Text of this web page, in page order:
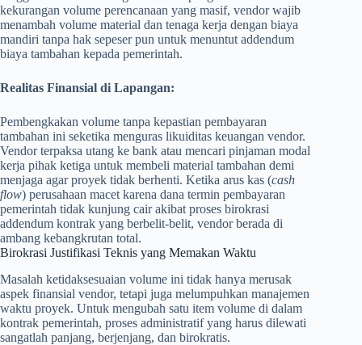
kekurangan volume perencanaan yang masif, vendor wajib
menambah volume material dan tenaga kerja dengan biaya
mandiri tanpa hak sepeser pun untuk menuntut addendum
biaya tambahan kepada pemerintah.
Realitas Finansial di Lapangan:
Pembengkakan volume tanpa kepastian pembayaran
tambahan ini seketika menguras likuiditas keuangan vendor.
Vendor terpaksa utang ke bank atau mencari pinjaman modal
kerja pihak ketiga untuk membeli material tambahan demi
menjaga agar proyek tidak berhenti. Ketika arus kas (cash
flow) perusahaan macet karena dana termin pembayaran
pemerintah tidak kunjung cair akibat proses birokrasi
addendum kontrak yang berbelit-belit, vendor berada di
ambang kebangkrutan total.
Birokrasi Justifikasi Teknis yang Memakan Waktu
Masalah ketidaksesuaian volume ini tidak hanya merusak
aspek finansial vendor, tetapi juga melumpuhkan manajemen
waktu proyek. Untuk mengubah satu item volume di dalam
kontrak pemerintah, proses administratif yang harus dilewati
sangatlah panjang, berjenjang, dan birokratis.